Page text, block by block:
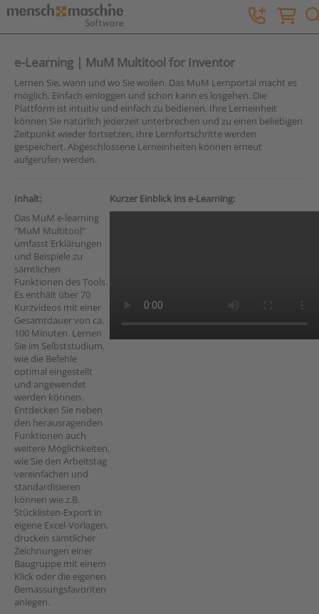
e-Learning | MuM Multitool for Inventor
Lernen Sie, wann und wo Sie wollen. Das MuM Lernportal macht es
möglich. Einfach einloggen und schon kann es losgehen. Die
Plattform ist intuitiv und einfach zu bedienen. Ihre Lerneinheit
können Sie natürlich jederzeit unterbrechen und zu einen beliebigen
Zeitpunkt wieder fortsetzen, Ihre Lernfortschritte werden
gespeichert. Abgeschlossene Lerneinheiten können erneut
aufgerufen werden.
Inhalt:
Das MuM e-learning
"MuM Multitool"
umfasst Erklärungen
und Beispiele zu
sämtlichen
Funktionen des Tools.
Es enthält über 70
Kurzvideos mit einer
Gesamtdauer von ca.
100 Minuten. Lernen
Sie im Selbststudium,
wie die Befehle
optimal eingestellt
und angewendet
werden können.
Entdecken Sie neben
den herausragenden
Funktionen auch
weitere Möglichkeiten,
wie Sie den Arbeitstag
vereinfachen und
standardisieren
können wie z.B.
Stücklisten-Export in
eigene Excel-Vorlagen,
drucken sämtlicher
Zeichnungen einer
Baugruppe mit einem
Klick oder die eigenen
Bemassungsfavoriten
anlegen.
Kurzer Einblick ins e-Learning: